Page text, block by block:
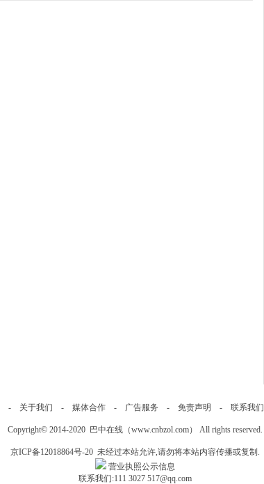
- 关于我们 - 媒体合作- 广告服务 - 免责声明 - 联系我们
Copyright© 2014-2020 巴中在线（www.cnbzol.com） All rights reserved.
京ICP备12018864号-20未经过本站允许,请勿将本站内容传播或复制.
营业执照公示信息
联系我们:111 3027 517@qq.com